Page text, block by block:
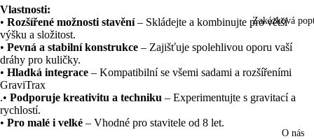
Zakázková
O nás
na
celou
obrazovku
na
celou
obrazovku
Vlastnosti:
• Rozšířené možnosti stavění– Skládejte a kombinujte pro větší
výšku a složitost.
• Pevná a stabilní konstrukce – Zajišťuje spolehlivou oporu vaší
dráhy pro kuličky.
• Hladká integrace – Kompatibilní se všemi sadami a rozšířeními
GraviTrax
.• Podporuje kreativitu a techniku – Experimentujte s gravitací a
rychlostí.
• Pro malé i velké – Vhodné pro stavitele od 8 let.